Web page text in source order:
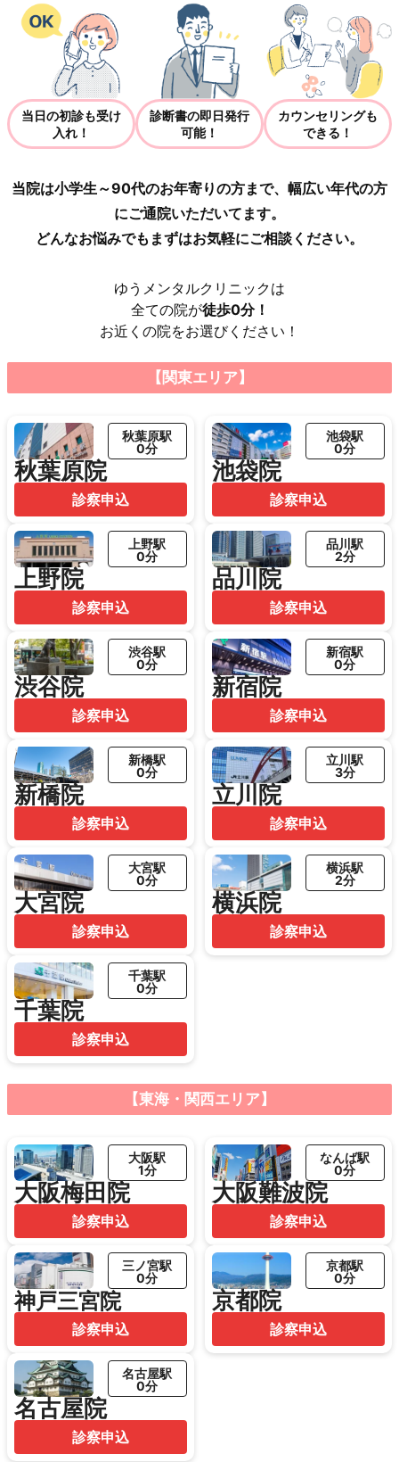
当日の初診も受け
入れ！
診断書の即日発行
可能！
カウンセリングも
できる！
当院は小学生～90代のお年寄りの方まで、幅広い年代の方
にご通院いただいてます。
どんなお悩みでもまずはお気軽にご相談ください。
ゆうメンタルクリニックは
全ての院が徒歩0分！
お近くの院をお選びください！
【関東エリア】
秋葉原院
秋葉原駅
0分
診察申込
池袋院
池袋駅
0分
診察申込
上野院
上野駅
0分
診察申込
品川院
品川駅
2分
診察申込
渋谷院
渋谷駅
0分
診察申込
新宿院
新宿駅
0分
診察申込
新橋院
新橋駅
0分
診察申込
立川院
立川駅
3分
診察申込
大宮院
大宮駅
0分
診察申込
横浜院
横浜駅
2分
診察申込
千葉院
千葉駅
0分
診察申込
【東海・関西エリア】
大阪梅田院
大阪駅
1分
診察申込
大阪難波院
なんば駅
0分
診察申込
神戸三宮院
三ノ宮駅
0分
診察申込
京都院
京都駅
0分
診察申込
名古屋院
名古屋駅
0分
診察申込